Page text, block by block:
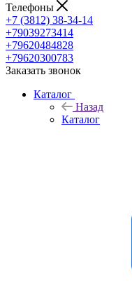
Телефоны
+7 (3812) 38-34-14
+79039273414
+79620484828
+79620300783
Заказать звонок
Каталог
Назад
Каталог